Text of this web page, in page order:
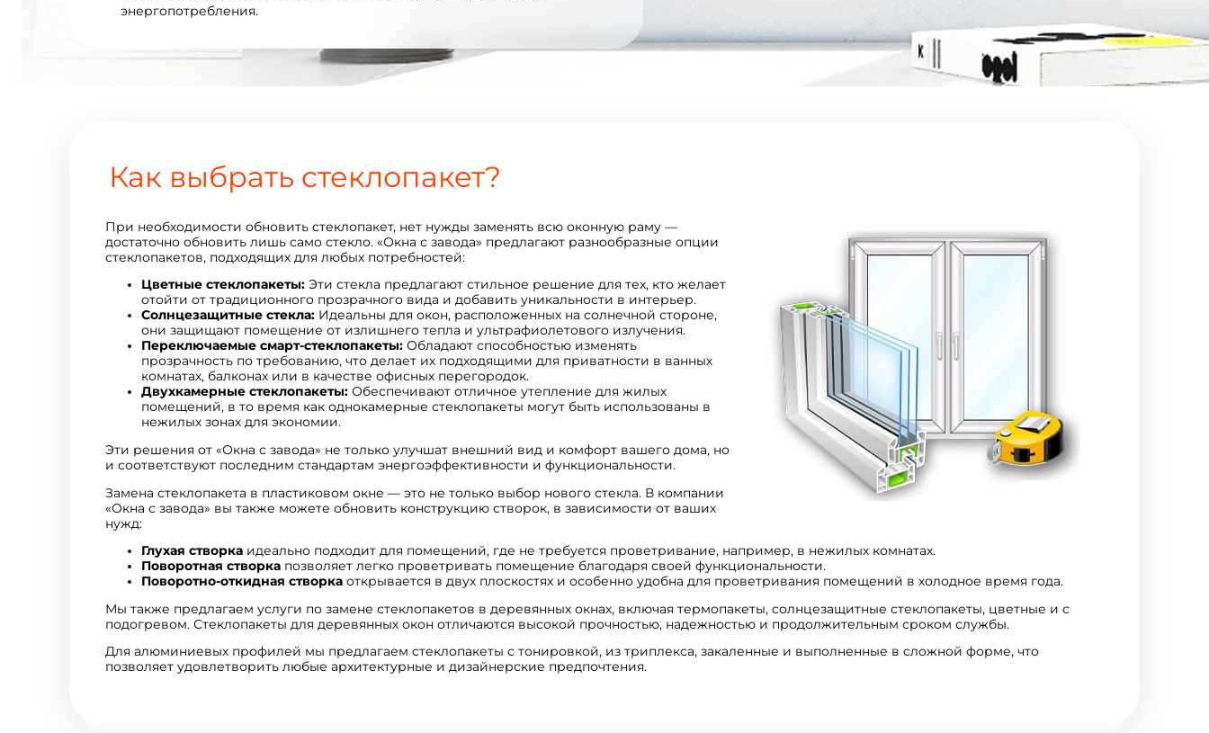
энергопотребления.
Как выбрать стеклопакет?
При необходимости обновить стеклопакет, нет нужды заменять всю оконную раму —
достаточно обновить лишь само стекло. «Окна с завода» предлагают разнообразные опции
стеклопакетов, подходящих для любых потребностей:
Цветные стеклопакеты: Эти стекла предлагают стильное решение для тех, кто желает
отойти от традиционного прозрачного вида и добавить уникальности в интерьер.
Солнцезащитные стекла: Идеальны для окон, расположенных на солнечной стороне,
они защищают помещение от излишнего тепла и ультрафиолетового излучения.
Переключаемые смарт-стеклопакеты: Обладают способностью изменять
прозрачность по требованию, что делает их подходящими для приватности в ванных
комнатах, балконах или в качестве офисных перегородок.
Двухкамерные стеклопакеты: Обеспечивают отличное утепление для жилых
помещений, в то время как однокамерные стеклопакеты могут быть использованы в
нежилых зонах для экономии.
Эти решения от «Окна с завода» не только улучшат внешний вид и комфорт вашего дома, но
и соответствуют последним стандартам энергоэффективности и функциональности.
Замена стеклопакета в пластиковом окне — это не только выбор нового стекла. В компании
«Окна с завода» вы также можете обновить конструкцию створок, в зависимости от ваших
нужд:
Глухая створка идеально подходит для помещений, где не требуется проветривание, например, в нежилых комнатах.
Поворотная створка позволяет легко проветривать помещение благодаря своей функциональности.
Поворотно-откидная створка открывается в двух плоскостях и особенно удобна для проветривания помещений в холодное время года.
Мы также предлагаем услуги по замене стеклопакетов в деревянных окнах, включая термопакеты, солнцезащитные стеклопакеты, цветные и с
подогревом. Стеклопакеты для деревянных окон отличаются высокой прочностью, надежностью и продолжительным сроком службы.
Для алюминиевых профилей мы предлагаем стеклопакеты с тонировкой, из триплекса, закаленные и выполненные в сложной форме, что
позволяет удовлетворить любые архитектурные и дизайнерские предпочтения.